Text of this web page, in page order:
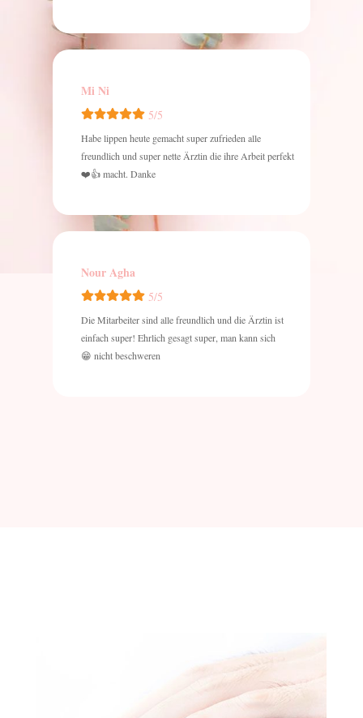
Mi Ni
5/5
Habe lippen heute gemacht super zufrieden alle
freundlich und super nette Ärztin die ihre Arbeit perfekt
macht. Danke 👍❤️
Nour Agha
5/5
Die Mitarbeiter sind alle freundlich und die Ärztin ist
einfach super! Ehrlich gesagt super, man kann sich
nicht beschweren 😁